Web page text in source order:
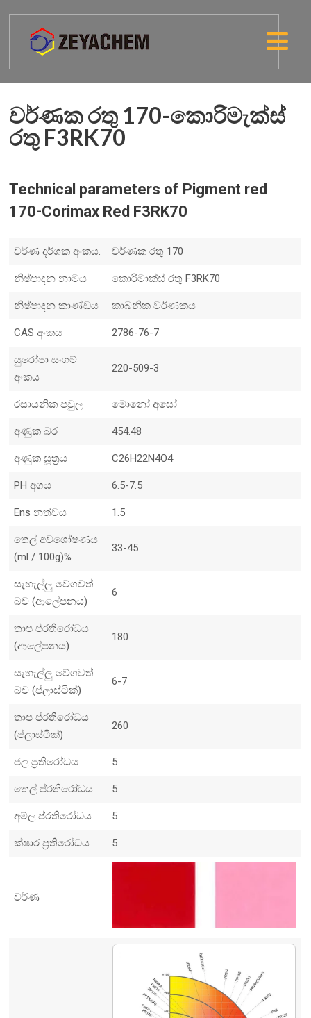
වර්ණක රතු 170-කොරිමැක්ස්
රතු F3RK70
Technical parameters of Pigment red
170-Corimax Red F3RK70
වර්ණ දර්ශක අංකය. වර්ණක රතු 170
නිෂ්පාදන නාමය කොරිමාක්ස් රතු F3RK70
නිෂ්පාදන කාණ්ඩය කාබනික වර්ණකය
CAS අංකය 2786-76-7
යුරෝපා සංගම්
අංකය
220-509-3
රසායනික පවුල මොනෝ අසෝ
අණුක බර 454.48
අණුක සූත්‍රය C26H22N4O4
PH අගය 6.5-7.5
Ens නත්වය 1.5
තෙල් අවශෝෂණය
(ml / 100g)%
33-45
සැහැල්ලු වේගවත්
බව (ආලේපනය)
6
තාප ප්රතිරෝධය
(ආලේපනය)
180
සැහැල්ලු වේගවත්
බව (ප්ලාස්ටික්)
6-7
තාප ප්රතිරෝධය
(ප්ලාස්ටික්)
260
ජල ප්‍රතිරෝධය 5
තෙල් ප්රතිරෝධය 5
අම්ල ප්රතිරෝධය 5
ක්ෂාර ප්‍රතිරෝධය 5
වර්ණ